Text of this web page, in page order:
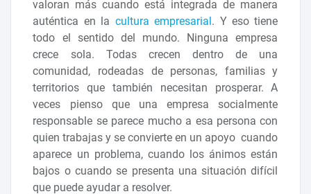
valoran más cuando está integrada de manera
auténtica en la cultura empresarial. Y eso tiene
todo el sentido del mundo. Ninguna empresa
crece sola. Todas crecen dentro de una
comunidad, rodeadas de personas, familias y
territorios que también necesitan prosperar. A
veces pienso que una empresa socialmente
responsable se parece mucho a esa persona con
quien trabajas y se convierte en un apoyo cuando
aparece un problema, cuando los ánimos están
bajos o cuando se presenta una situación difícil
que puede ayudar a resolver.